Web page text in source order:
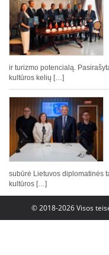
ir turizmo potencialą.
kultūros kelių […]
subūrė Lietuvos diplomatinės
kultūros […]
© 2018-2026 Visos